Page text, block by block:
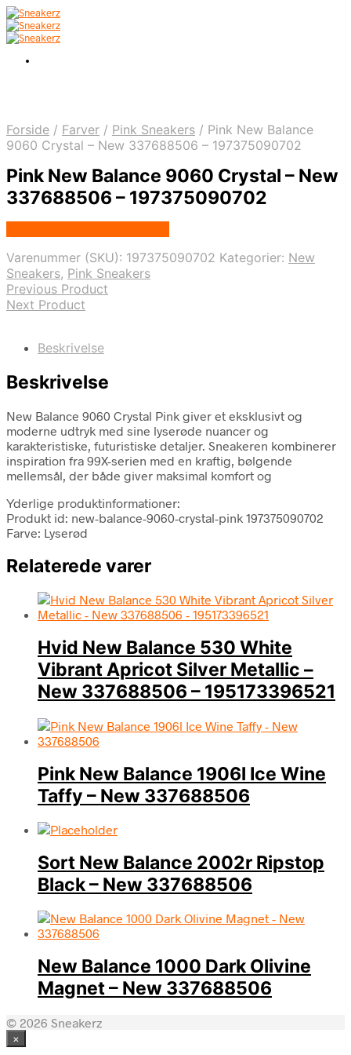
Forside / Farver / Pink Sneakers / Pink New Balance
9060 Crystal – New 337688506 – 197375090702
Pink New Balance 9060 Crystal – New
337688506 – 197375090702
Varenummer (SKU): 197375090702 Kategorier: New
Sneakers, Pink Sneakers
Previous Product
Next Product
Beskrivelse
Beskrivelse
New Balance 9060 Crystal Pink giver et eksklusivt og
moderne udtryk med sine lyserøde nuancer og
karakteristiske, futuristiske detaljer. Sneakeren kombinerer
inspiration fra 99X-serien med en kraftig, bølgende
mellemsål, der både giver maksimal komfort og
Yderlige produktinformationer:
Produkt id: new-balance-9060-crystal-pink 197375090702
Farve: Lyserød
Relaterede varer
Hvid New Balance 530 White
Vibrant Apricot Silver Metallic –
New 337688506 – 195173396521
Pink New Balance 1906l Ice Wine
Taffy – New 337688506
Sort New Balance 2002r Ripstop
Black – New 337688506
New Balance 1000 Dark Olivine
Magnet – New 337688506
© 2026 Sneakerz
×